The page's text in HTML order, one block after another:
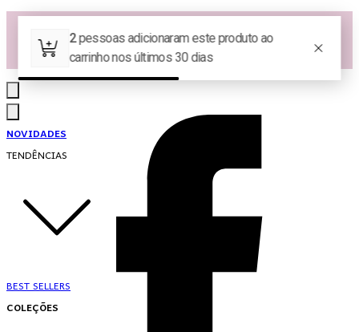
Las Queridas Club🌷 - Ganhe 5% Cashback em pontos na sua compra!
Ganhe 10% OFF na 1ª compra no App: PRIMEIRANOAPP 😍
♡ Coleção Nova: Grace in Motion ♡
NOVIDADES
TENDÊNCIAS
BEST SELLERS
COLEÇÕES